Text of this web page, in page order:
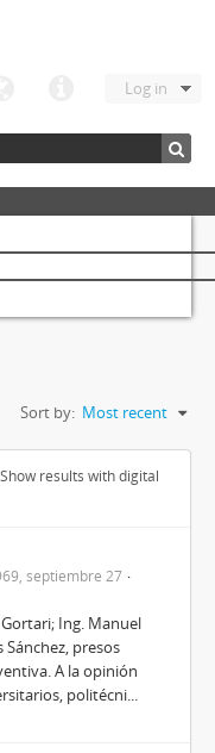
Log in
Sort by: Most recent
Show results with digital
septiembre 27
Ing. Manuel
Sánchez, presos
A la opinión
politécni...